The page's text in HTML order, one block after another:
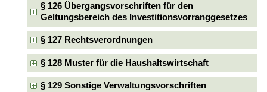
§ 126 Übergangsvorschriften für den
Geltungsbereich des Investitionsvorranggesetzes
§ 127 Rechtsverordnungen
§ 128 Muster für die Haushaltswirtschaft
§ 129 Sonstige Verwaltungsvorschriften